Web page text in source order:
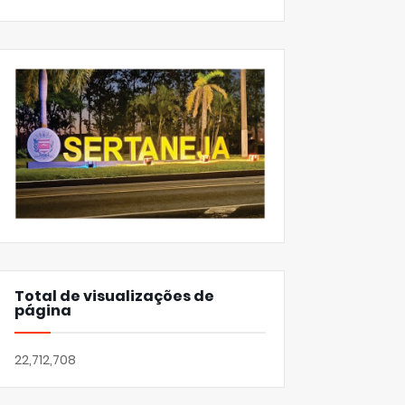
Total de visualizações de
página
22,712,708